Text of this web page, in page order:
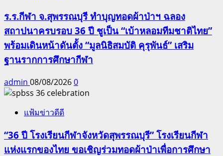
ร.ร.กีฬา จ.สุพรรณบุรี ทำบุญทอดผ้าป่าฯ ฉลอง
สถาปนาครบรอบ 36 ปี ชูเป็น “เบ้าหลอมทีมชาติไทย”
พร้อมเดินหน้าดันตั้ง “มูลนิธิสมบัติ คุรุพันธ์” เสริม
ฐานรากการศึกษากีฬา
admin 08/08/20260
แฟ้มข่าวดีดี
“36 ปี โรงเรียนกีฬาจังหวัดสุพรรณบุรี” โรงเรียนกีฬา
แห่งแรกของไทย ขอเชิญร่วมทอดผ้าป่าเพื่อการศึกษา